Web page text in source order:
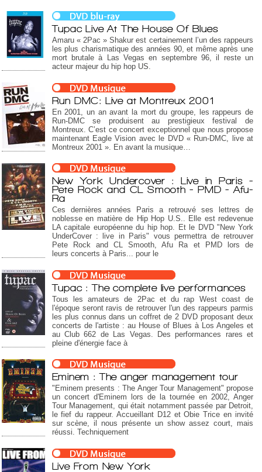
Tupac Live At The House Of Blues
Amaru « 2Pac » Shakur est certainement l’un des rappeurs
les plus charismatique des années 90, et même après une
mort brutale à Las Vegas en septembre 96, il reste un
acteur majeur du hip hop US.
Run DMC: Live at Montreux 2001
En 2001, un an avant la mort du groupe, les rappeurs de
Run-DMC se produisent au prestigieux festival de
Montreux. C’est ce concert exceptionnel que nous propose
maintenant Eagle Vision avec le DVD « Run-DMC, live at
Montreux 2001 ». En avant la musique…
New York Undercover : Live in Paris -
Pete Rock and CL Smooth - PMD - Afu-
Ra
Ces dernières années Paris a retrouvé ses lettres de
noblesse en matière de Hip Hop U.S.. Elle est redevenue
LA capitale européenne du hip hop. Et le DVD "New York
UnderCover : live in Paris" vous permettra de retrouver
Pete Rock and CL Smooth, Afu Ra et PMD lors de
leurs concerts à Paris... pour le
Tupac : The complete live performances
Tous les amateurs de 2Pac et du rap West coast de
l'époque seront ravis de retrouver l'un des rappeurs parmis
les plus connus dans un coffret de 2 DVD proposant deux
concerts de l'artiste : au House of Blues à Los Angeles et
au Club 662 de Las Vegas. Des performances rares et
pleine d'énergie face à
Eminem : The anger management tour
"Eminem presents : The Anger Tour Management" propose
un concert d'Eminem lors de la tournée en 2002, Anger
Tour Management, qui était notamment passée par Detroit,
le fief du rappeur. Accueillant D12 et Obie Trice en invité
sur scène, il nous présente un show assez court, mais
réussi. Techniquement
Live From New York